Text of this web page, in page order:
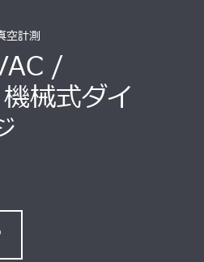
空計測
/
械式ダイ